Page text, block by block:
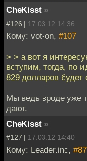
CheKisst »
#126 | 17.03.12 14:36
Кому: vot-on, #107
> > а вот я
вступим, тогда, по
829 долларов будет
Мы ведь вроде уже
дают.
CheKisst »
#127 | 17.03.12 14:40
Кому: Leader.inc, #87